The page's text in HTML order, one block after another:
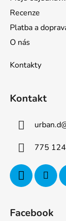
Recenze
Platba a
O nás
Kontakty
Kontakt
urban.d
775
Facebook